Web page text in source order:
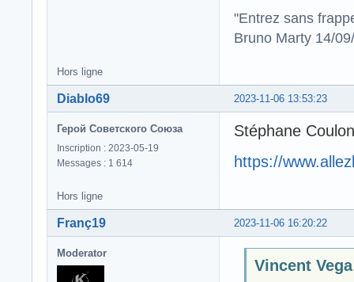
"Entrez sans
Bruno Marty 14/
Hors ligne
2023-11-06 13:53:23
Diablo69
Герой Советского Союза
Inscription : 2023-05-19
Messages : 1 614
Stéphane
https://
Hors ligne
2023-11-06 16:20:22
Franç19
Moderator
Vincent